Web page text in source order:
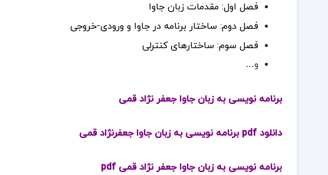
فصل اول: مقدمات زبان جاوا
فصل دوم: ساختار برنامه در جاوا و ورودی-خروجی
فصل سوم: ساختارهای کنترلی
و…
برنامه نویسی به زبان جاوا جعفر نژاد قمی
دانلود pdf برنامه نویسی به زبان جاوا جعفرنژاد قمی
برنامه نویسی به زبان جاوا جعفر نژاد قمی pdf